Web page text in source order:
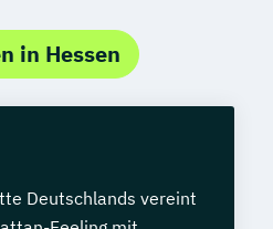
in Hessen
Deutschlands vereint